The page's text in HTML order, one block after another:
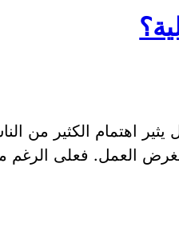
اهتمام الكثير من
العمل. فعلى الرغم